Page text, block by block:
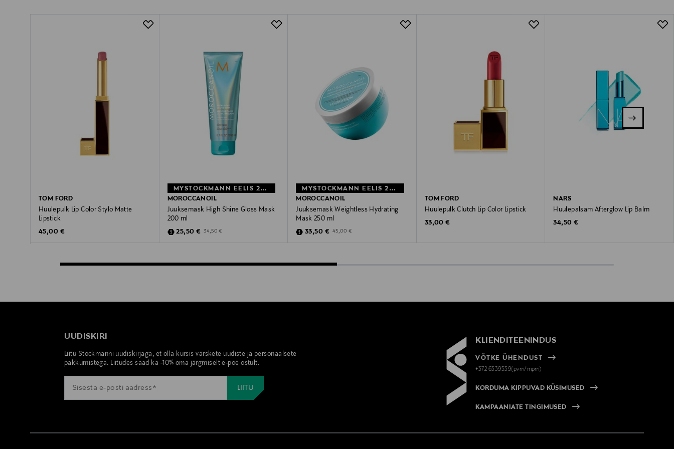
TOM FORD
Huulepulk Lip Color Stylo Matte
Lipstick
Original Price
45,00 €
MYSTOCKMANN EELIS 26%
MOROCCANOIL
Juuksemask High Shine Gloss Mask
200 ml
Discounted Price
25,50 € Original Price
34,50 €
MYSTOCKMANN EELIS 26%
MOROCCANOIL
Juuksemask Weightless Hydrating
Mask 250 ml
Discounted Price
33,50 € Original Price
45,00 €
TOM FORD
Huulepulk Clutch Lip Color Lipstick
Original Price
33,00 €
NARS
Huulepalsam Afterglow Lip Balm
Original Price
34,50 €
UUDISKIRI
Liitu Stockmanni uudiskirjaga, et olla kursis värskete uudiste ja personaalsete
pakkumistega. Liitudes saad ka -10% oma järgmiselt e-poe ostult.
KLIENDITEENINDUS
VÕTKE ÜHENDUST
+372 6339539(pvm/mpm)
KORDUMA KIPPUVAD KÜSIMUSED
KAMPAANIATE TINGIMUSED